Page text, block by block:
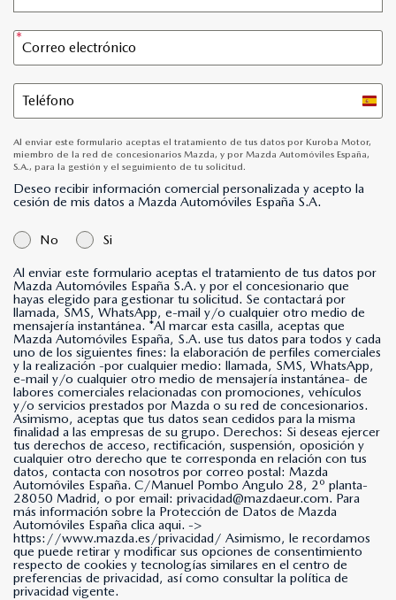
Spain
+34
Al enviar este formulario aceptas el tratamiento de tus datos por Kuroba Motor,
miembro de la red de concesionarios Mazda, y por Mazda Automóviles España,
S.A., para la gestión y el seguimiento de tu solicitud.
Deseo recibir información comercial personalizada y acepto la
cesión de mis datos a Mazda Automóviles España S.A.
No Si
Al enviar este formulario aceptas el tratamiento de tus datos por
Mazda Automóviles España S.A. y por el concesionario que
hayas elegido para gestionar tu solicitud. Se contactará por
llamada, SMS, WhatsApp, e-mail y/o cualquier otro medio de
mensajería instantánea. *Al marcar esta casilla, aceptas que
Mazda Automóviles España, S.A. use tus datos para todos y cada
uno de los siguientes fines: la elaboración de perfiles comerciales
y la realización -por cualquier medio: llamada, SMS, WhatsApp,
e-mail y/o cualquier otro medio de mensajería instantánea- de
labores comerciales relacionadas con promociones, vehículos
y/o servicios prestados por Mazda o su red de concesionarios.
Asimismo, aceptas que tus datos sean cedidos para la misma
finalidad a las empresas de su grupo. Derechos: Si deseas ejercer
tus derechos de acceso, rectificación, suspensión, oposición y
cualquier otro derecho que te corresponda en relación con tus
datos, contacta con nosotros por correo postal: Mazda
Automóviles España. C/Manuel Pombo Angulo 28, 2º planta-
28050 Madrid, o por email: privacidad@mazdaeur.com. Para
más información sobre la Protección de Datos de Mazda
Automóviles España clica aqui. ->
https://www.mazda.es/privacidad/
que puede retirar y modificar sus opciones de consentimiento
respecto de cookies y tecnologías similares en el centro de
preferencias de privacidad, así como consultar la política de
privacidad vigente.